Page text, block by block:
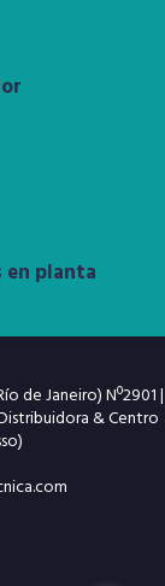
planta
de Janeiro) Nº2901 |
& Centro